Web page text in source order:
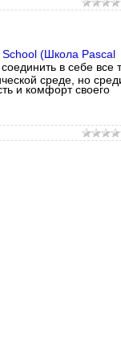
School (Школа Pascal
в себе все
среде, но
и комфорт своего